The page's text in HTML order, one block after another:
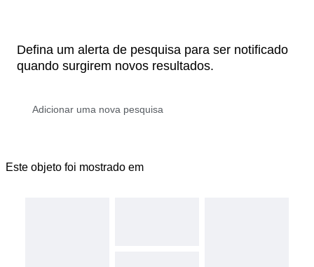
Defina um alerta de pesquisa para ser notificado
quando surgirem novos resultados.
Este objeto foi mostrado em